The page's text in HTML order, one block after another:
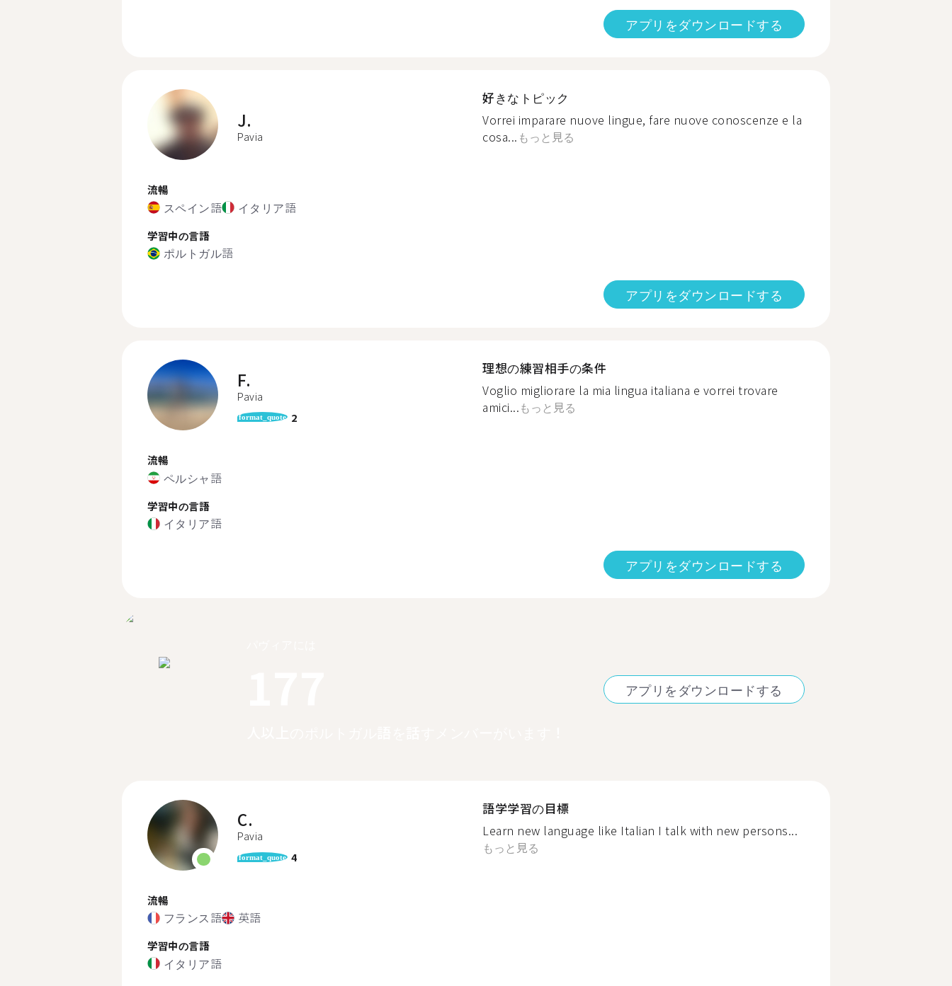
アプリをダウンロードする
J.
Pavia
流暢
スペイン語 イタリア語
学習中の言語
ポルトガル語
好きなトピック
Vorrei imparare nuove lingue, fare nuove conoscenze e la
cosa... もっと見る
アプリをダウンロードする
F.
Pavia
format_quote 2
流暢
ペルシャ語
学習中の言語
イタリア語
理想の練習相手の条件
Voglio migliorare la mia lingua italiana e vorrei trovare
amici...もっと見る
アプリをダウンロードする
アプリをダウンロードする
C.
Pavia
format_quote 4
流暢
フランス語 英語
学習中の言語
イタリア語
語学学習の目標
Learn new language like Italian I talk with new persons...
もっと見る